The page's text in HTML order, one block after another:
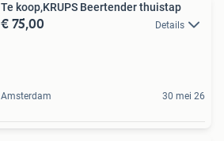
Te koop,KRUPS Beertender thuistap
€ 75,00 Details
Amsterdam 30 mei 26